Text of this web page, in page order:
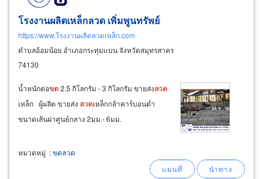
โรงงานผลิตเหล็กลวด เพิ่มพูนทรัพย์
https://www.โรงงานผลิตลวดเหล็ก.com
ตำบลอ้อมน้อย อำเภอกระทุ่มแบน จังหวัดสมุทรสาคร
74130
น้ำหนักต่อขด2.5 กิโลกรัม - 3 กิโลกรัม ขายส่งลวด
เหล็ก ผู้ผลิต ขายส่ง ลวดเหล็กกล้าคาร์บอนต่ำ
ขนาดเส้นผ่าศูนย์กลาง 2มม.- 6มม.
หมวดหมู่ :ขดลวด